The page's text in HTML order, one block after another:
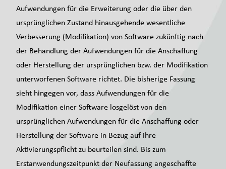
Aufwendungen für die Erweiterung oder die über den
ursprünglichen Zustand hinausgehende wesentliche
Verbesserung (Modifikation) von Software zukünftig nach
der Behandlung der Aufwendungen für die Anschaffung
oder Herstellung der ursprünglichen bzw. der Modifikation
unterworfenen Software richtet. Die bisherige Fassung
sieht hingegen vor, dass Aufwendungen für die
Modifikation einer Software losgelöst von den
ursprünglichen Aufwendungen für die Anschaffung oder
Herstellung der Software in Bezug auf ihre
Aktivierungspflicht zu beurteilen sind. Bis zum
Erstanwendungszeitpunkt der Neufassung angeschaffte